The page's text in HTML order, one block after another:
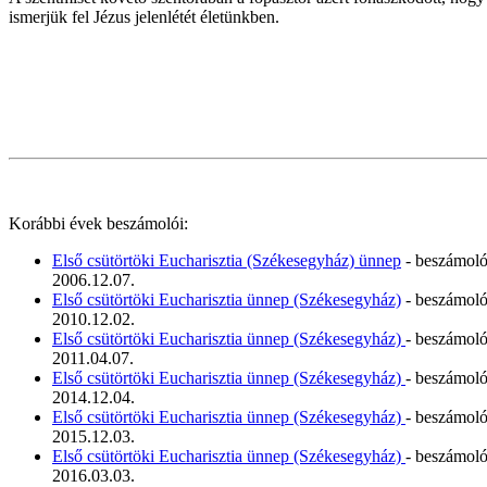
ismerjük fel Jézus jelenlétét életünkben.
Korábbi évek beszámolói:
Első csütörtöki Eucharisztia (Székesegyház) ünnep - beszámoló
2006.12.07.
Első csütörtöki Eucharisztia ünnep (Székesegyház) - beszámoló
2010.12.02.
Első csütörtöki Eucharisztia ünnep (Székesegyház) - beszámoló
2011.04.07.
Első csütörtöki Eucharisztia ünnep (Székesegyház) - beszámoló
2014.12.04.
Első csütörtöki Eucharisztia ünnep (Székesegyház) - beszámoló
2015.12.03.
Első csütörtöki Eucharisztia ünnep (Székesegyház) - beszámoló
2016.03.03.